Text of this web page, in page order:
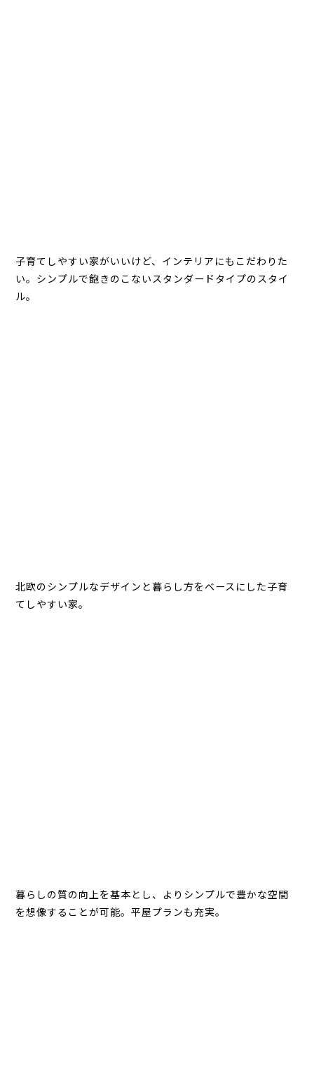
子育てしやすい家がいいけど、インテリアにもこだわりた
い。シンプルで飽きのこないスタンダードタイプのスタイ
ル。
北欧のシンプルなデザインと暮らし方をベースにした子育
てしやすい家。
暮らしの質の向上を基本とし、よりシンプルで豊かな空間
を想像することが可能。平屋プランも充実。